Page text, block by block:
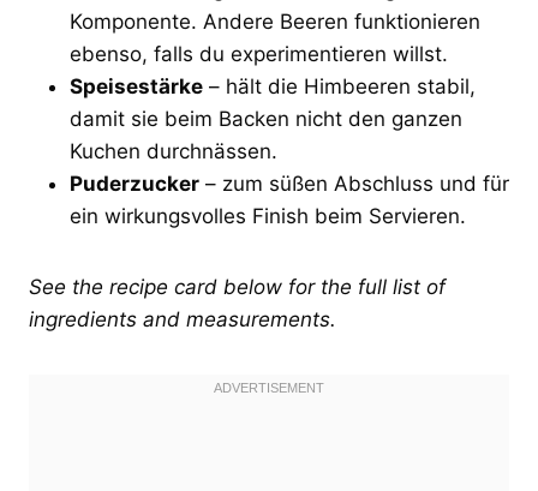
Komponente. Andere Beeren funktionieren
ebenso, falls du experimentieren willst.
Speisestärke – hält die Himbeeren stabil,
damit sie beim Backen nicht den ganzen
Kuchen durchnässen.
Puderzucker – zum süßen Abschluss und für
ein wirkungsvolles Finish beim Servieren.
See the recipe card below for the full list of
ingredients and measurements.